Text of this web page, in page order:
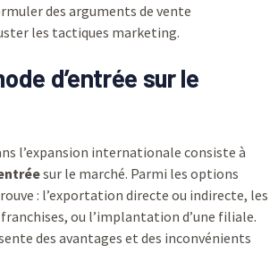
des arguments de vente
les tactiques marketing.
d’entrée sur le
l’expansion internationale consiste à
sur le marché. Parmi les options
: l’exportation directe ou indirecte, les
ou l’implantation d’une filiale.
des avantages et des inconvénients